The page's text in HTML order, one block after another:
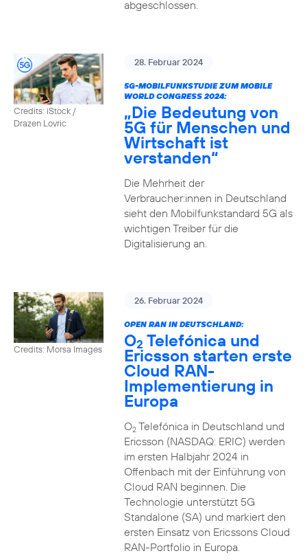
abgeschlossen.
Credits: iStock /
Drazen Lovric
28. Februar 2024
5G-MOBILFUNKSTUDIE ZUM MOBILE
WORLD CONGRESS 2024:
„Die Bedeutung von
5G für Menschen und
Wirtschaft ist
verstanden“
Die Mehrheit der
Verbraucher:innen in Deutschland
sieht den Mobilfunkstandard 5G als
wichtigen Treiber für die
Digitalisierung an.
Credits: Morsa Images
26. Februar 2024
OPEN RAN IN DEUTSCHLAND:
O2 Telefónica und
Ericsson starten erste
Cloud RAN-
Implementierung in
Europa
O2Telefónica in Deutschland und
Ericsson (NASDAQ: ERIC) werden
im ersten Halbjahr 2024 in
Offenbach mit der Einführung von
Cloud RAN beginnen. Die
Technologie unterstützt 5G
Standalone (SA) und markiert den
ersten Einsatz von Ericssons Cloud
RAN-Portfolio in Europa.